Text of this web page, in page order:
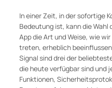
In einer Zeit, in der sofortige
Bedeutung ist, kann die
App die Art und Weise, wie
treten, erheblich
Signal sind drei der
die heute verfügbar sind und
Funktionen,